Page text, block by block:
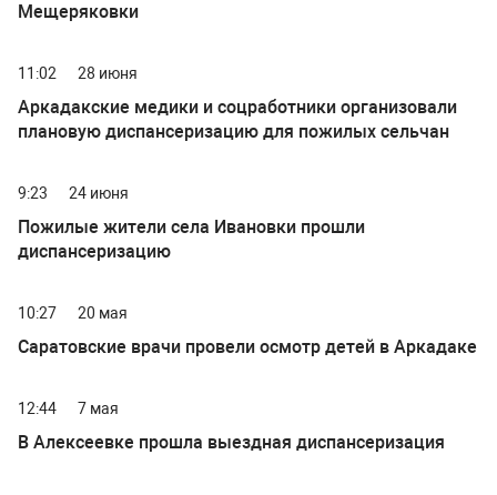
Мещеряковки
11:02 28 июня
Аркадакские медики и соцработники организовали
плановую диспансеризацию для пожилых сельчан
9:23 24 июня
Пожилые жители села Ивановки прошли
диспансеризацию
10:27 20 мая
Саратовские врачи провели осмотр детей в Аркадаке
12:44 7 мая
В Алексеевке прошла выездная диспансеризация